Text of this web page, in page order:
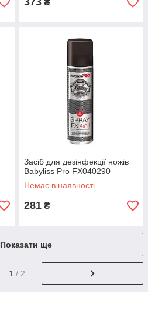
₴
Засіб для дезінфекції ножів
Babyliss Pro FX040290
Немає в наявності
281 ₴
Показати ще
1 / 2